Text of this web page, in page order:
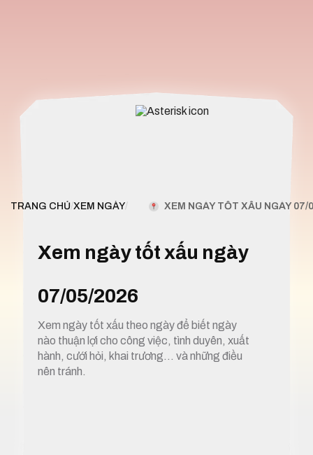
TRANG CHỦ/XEM NGÀY/ XEM NGÀY TỐT XẤU NGÀY 07/
Xem ngày tốt xấu ngày
07/05/2026
Xem ngày tốt xấu theo ngày để biết ngày
nào thuận lợi cho công việc, tình duyên, xuất
hành, cưới hỏi, khai trương… và những điều
nên tránh.